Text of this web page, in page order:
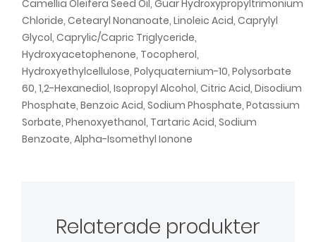
Camellia Oleifera Seed Oil, Guar Hydroxypropyltrimonium
Chloride, Cetearyl Nonanoate, Linoleic Acid, Caprylyl
Glycol, Caprylic/Capric Triglyceride,
Hydroxyacetophenone, Tocopherol,
Hydroxyethylcellulose, Polyquaternium-10, Polysorbate
60, 1,2-Hexanediol, Isopropyl Alcohol, Citric Acid, Disodium
Phosphate, Benzoic Acid, Sodium Phosphate, Potassium
Sorbate, Phenoxyethanol, Tartaric Acid, Sodium
Benzoate, Alpha-Isomethyl Ionone
Relaterade produkter